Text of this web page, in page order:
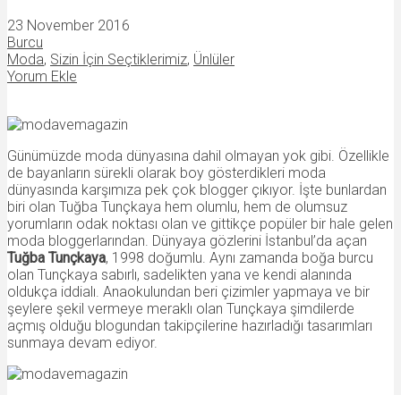
23 November 2016
Burcu
Moda, Sizin İçin Seçtiklerimiz, Ünlüler
Yorum Ekle
Günümüzde moda dünyasına dahil olmayan yok gibi. Özellikle
de bayanların sürekli olarak boy gösterdikleri moda
dünyasında karşımıza pek çok blogger çıkıyor. İşte bunlardan
biri olan Tuğba Tunçkaya hem olumlu, hem de olumsuz
yorumların odak noktası olan ve gittikçe popüler bir hale gelen
moda bloggerlarından. Dünyaya gözlerini İstanbul’da açan
Tuğba Tunçkaya, 1998 doğumlu. Aynı zamanda boğa burcu
olan Tunçkaya sabırlı, sadelikten yana ve kendi alanında
oldukça iddialı. Anaokulundan beri çizimler yapmaya ve bir
şeylere şekil vermeye meraklı olan Tunçkaya şimdilerde
açmış olduğu blogundan takipçilerine hazırladığı tasarımları
sunmaya devam ediyor.